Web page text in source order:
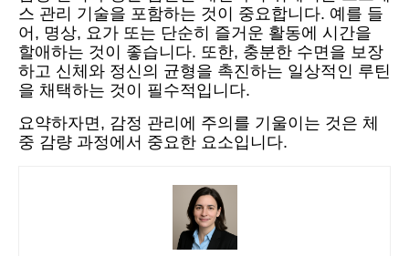
스 관리 기술을 포함하는 것이 중요합니다. 예를 들
어, 명상, 요가 또는 단순히 즐거운 활동에 시간을
할애하는 것이 좋습니다. 또한, 충분한 수면을 보장
하고 신체와 정신의 균형을 촉진하는 일상적인 루틴
을 채택하는 것이 필수적입니다.
요약하자면, 감정 관리에 주의를 기울이는 것은 체
중 감량 과정에서 중요한 요소입니다.